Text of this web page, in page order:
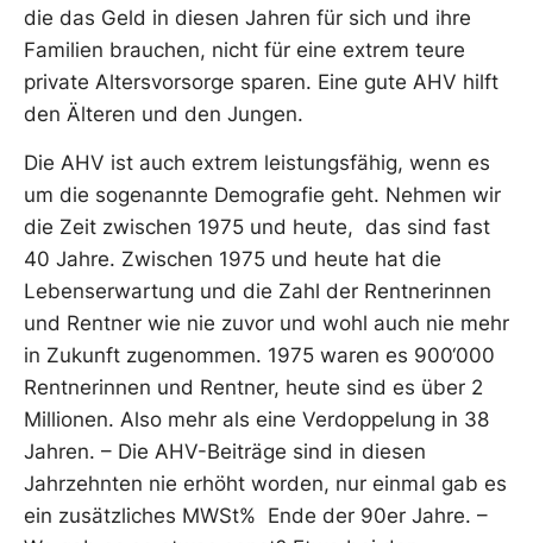
die das Geld in diesen Jahren für sich und ihre
Familien brauchen, nicht für eine extrem teure
private Altersvorsorge sparen. Eine gute AHV hilft
den Älteren und den Jungen.
Die AHV ist auch extrem leistungsfähig, wenn es
um die sogenannte Demografie geht. Nehmen wir
die Zeit zwischen 1975 und heute, das sind fast
40 Jahre. Zwischen 1975 und heute hat die
Lebenserwartung und die Zahl der Rentnerinnen
und Rentner wie nie zuvor und wohl auch nie mehr
in Zukunft zugenommen. 1975 waren es 900‘000
Rentnerinnen und Rentner, heute sind es über 2
Millionen. Also mehr als eine Verdoppelung in 38
Jahren. – Die AHV-Beiträge sind in diesen
Jahrzehnten nie erhöht worden, nur einmal gab es
ein zusätzliches MWSt% Ende der 90er Jahre. –